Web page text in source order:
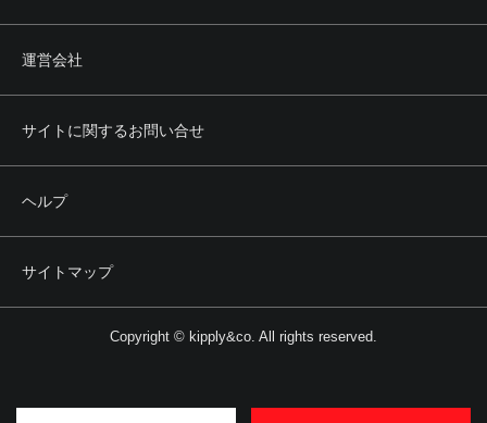
運営会社
サイトに関するお問い合せ
ヘルプ
サイトマップ
Copyright © kipply&co. All rights reserved.